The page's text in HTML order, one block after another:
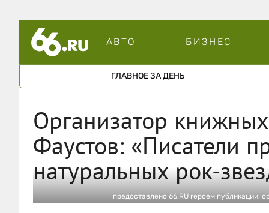
АВТО БИЗНЕС
ГЛАВНОЕ ЗА ДЕНЬ
Организатор
Фаустов: «Писатели
натуральных рок-
предоставлено 66.RU героем публикации,